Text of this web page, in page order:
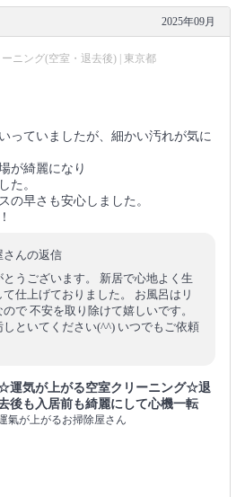
2025年09月
ニング(空室・退去後) | 東京都
っていましたが、細かい汚れが気に
が綺麗になり
た。
の早さも安心しました。
さんの返信
うございます。 新居で心地よく生
仕上げておりました。 お風呂はリ
で 不安を取り除けて嬉しいです。
といてください(^^) いつでもご依頼
運気が上がる空室クリーニング☆退
後も入居前も綺麗にして心機一転
氣が上がるお掃除屋さん